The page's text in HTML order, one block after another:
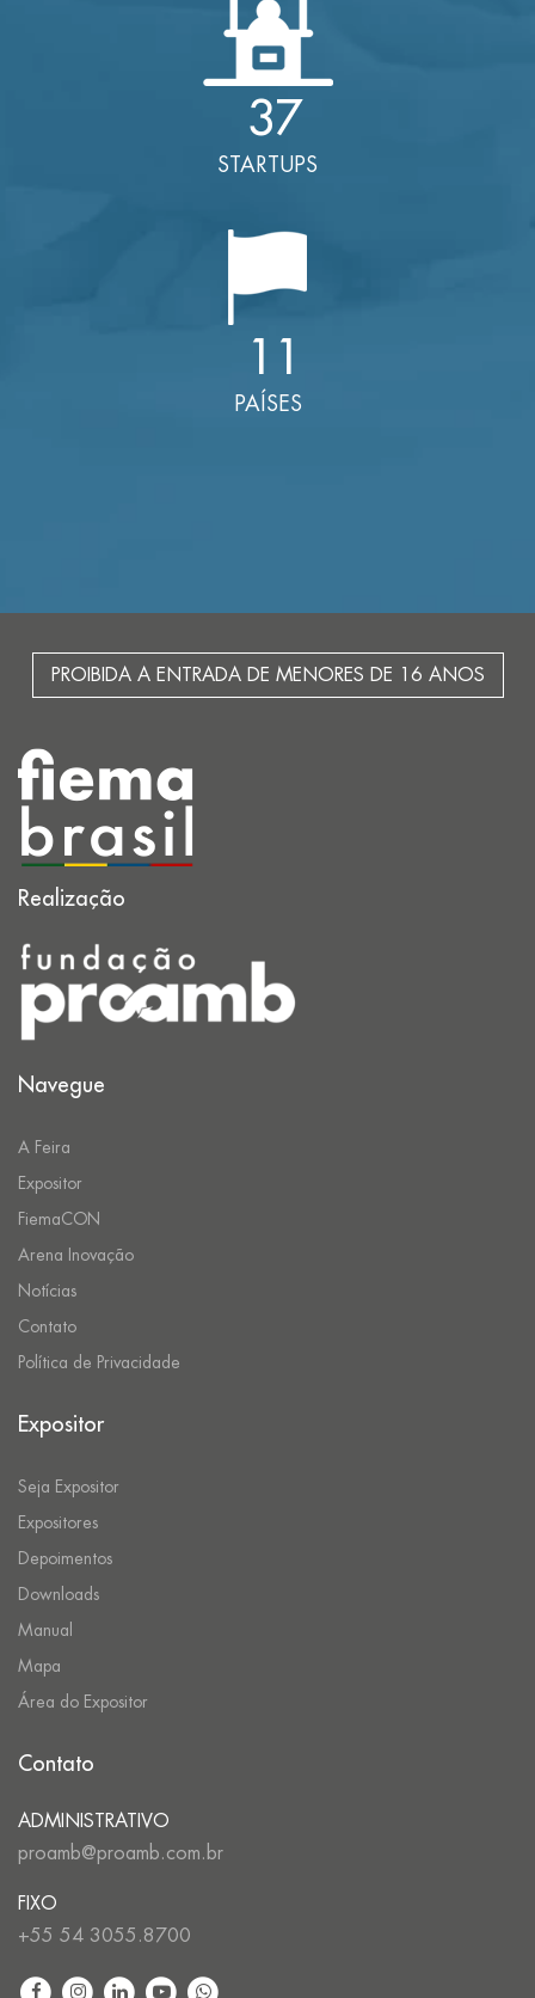
37
STARTUPS
11
PAÍSES
PROIBIDA A ENTRADA DE MENORES DE 16 ANOS
Realização
Navegue
A Feira
Expositor
FiemaCON
Arena Inovação
Notícias
Contato
Política de Privacidade
Expositor
Seja Expositor
Expositores
Depoimentos
Downloads
Manual
Mapa
Área do Expositor
Contato
ADMINISTRATIVO
proamb@proamb.com.br
FIXO
+55 54 3055.8700